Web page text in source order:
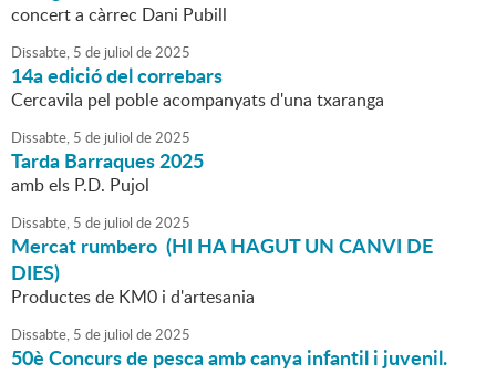
concert a càrrec Dani Pubill
Dissabte, 5 de juliol de2025
14a edició del correbars
Cercavila pel poble acompanyats d'una txaranga
Dissabte, 5 de juliol de2025
Tarda Barraques 2025
amb els P.D. Pujol
Dissabte, 5 de juliol de2025
Mercat rumbero (HI HA HAGUT UN CANVI DE
DIES)
Productes de KM0 i d'artesania
Dissabte, 5 de juliol de2025
50è Concurs de pesca amb canya infantil i juvenil.